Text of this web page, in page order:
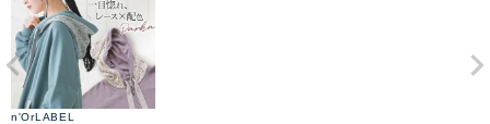
n'OrLABEL